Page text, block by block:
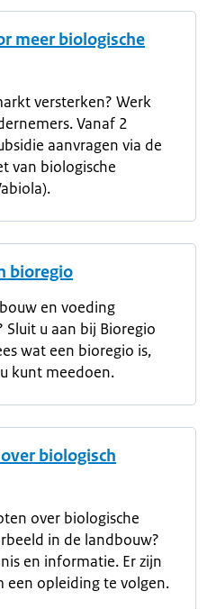
meer biologische
versterken? Werk
Vanaf 2
aanvragen via de
van biologische
bioregio
en voeding
u aan bij Bioregio
wat een bioregio is,
kunt meedoen.
biologisch
over biologische
in de landbouw?
en informatie. Er zijn
opleiding te volgen.